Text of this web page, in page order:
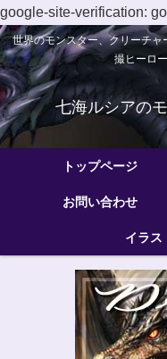
google-site-verification:
世界のモンスター、クリーチ
撮ヒーロ
七海ルシアの
トップページ
お問い合わせ
イラス